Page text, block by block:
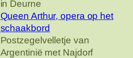
in Deurne
Queen Arthur, opera op het
schaakbord
Postzegelvelletje van
Argentinië met Najdorf